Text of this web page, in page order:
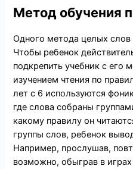
Метод обучения
Одного метода целых слов
Чтобы ребенок
подкрепить учебник с его
изучением чтения по
лет с 6 используются
где слова собраны
какому правилу он
группы слов, ребенок
Например, прослушав,
возможно, обыграв в